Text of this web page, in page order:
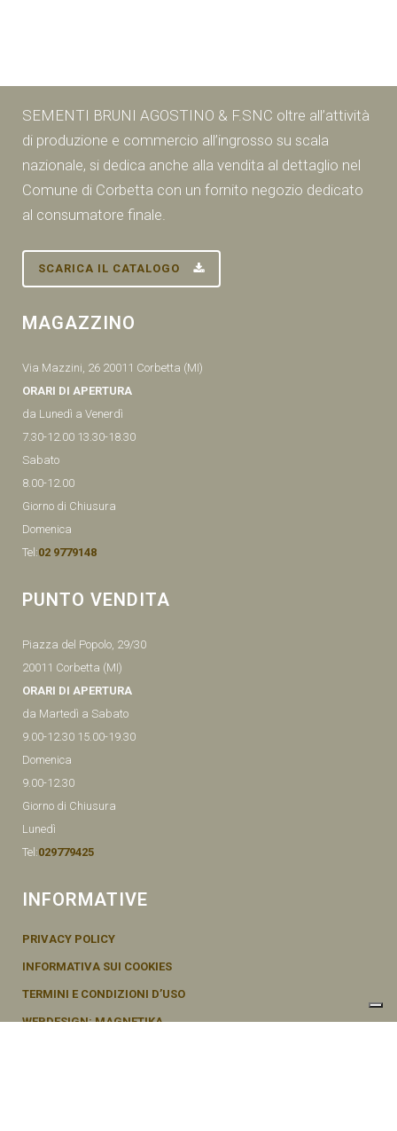
SEMENTI BRUNI AGOSTINO & F.SNC oltre all’attività
di produzione e commercio all’ingrosso su scala
nazionale, si dedica anche alla vendita al dettaglio nel
Comune di Corbetta con un fornito negozio dedicato
al consumatore finale.
SCARICA IL CATALOGO
MAGAZZINO
Via Mazzini, 26 20011 Corbetta (MI)
ORARI DI APERTURA
da Lunedì a Venerdì
7.30-12.00 13.30-18.30
Sabato
8.00-12.00
Giorno di Chiusura
Domenica
Tel:02 9779148
PUNTO VENDITA
Piazza del Popolo, 29/30
20011 Corbetta (MI)
ORARI DI APERTURA
da Martedì a Sabato
9.00-12.30 15.00-19.30
Domenica
9.00-12.30
Giorno di Chiusura
Lunedì
Tel:029779425
INFORMATIVE
PRIVACY POLICY
INFORMATIVA SUI COOKIES
TERMINI E CONDIZIONI D’USO
WEBDESIGN: MAGNETIKA